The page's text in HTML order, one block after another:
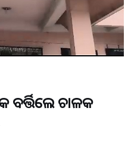
ବର୍ତ୍ତିଲେ ଚାଳକ